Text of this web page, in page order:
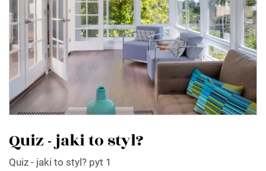
Quiz - jaki to styl?
Quiz - jaki to styl? pyt 1